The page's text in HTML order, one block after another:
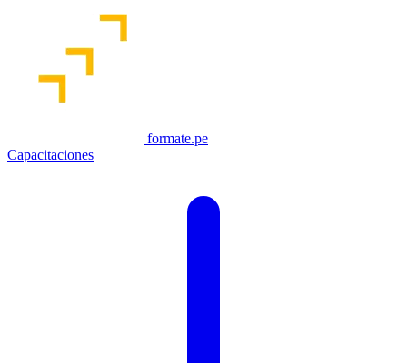
formate.pe
Capacitaciones